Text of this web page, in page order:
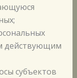
действующим
субъектов